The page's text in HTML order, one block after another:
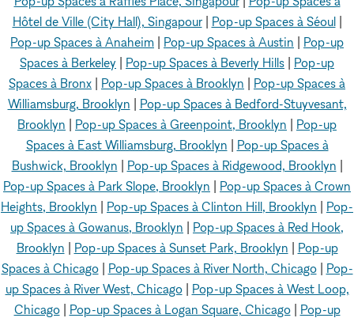
Hôtel de Ville (City Hall), Singapour| Pop-up Spaces à Séoul|
Pop-up Spaces à Anaheim
Pop-up Spaces à Austin
Pop-up
Spaces à Berkeley
Pop-up Spaces à Beverly Hills
Pop-up
Spaces à Bronx
Pop-up Spaces à Brooklyn
Pop-up Spaces à
Williamsburg, Brooklyn
Pop-up Spaces à Bedford-Stuyvesant,
Brooklyn
Pop-up Spaces à Greenpoint, Brooklyn
Pop-up
Spaces à East Williamsburg, Brooklyn
Pop-up Spaces à
Bushwick, Brooklyn
Pop-up Spaces à Ridgewood, Brooklyn
Pop-up Spaces à Park Slope, Brooklyn
Pop-up Spaces à Crown
Heights, Brooklyn
Pop-up Spaces à Clinton Hill, Brooklyn
Pop-
up Spaces à Gowanus, Brooklyn
Pop-up Spaces à Red Hook,
Brooklyn
Pop-up Spaces à Sunset Park, Brooklyn
Pop-up
Spaces à Chicago| Pop-up Spaces à River North, Chicago| Pop-
up Spaces à River West, Chicago| Pop-up Spaces à West Loop,
Chicago| Pop-up Spaces à Logan Square, Chicago| Pop-up